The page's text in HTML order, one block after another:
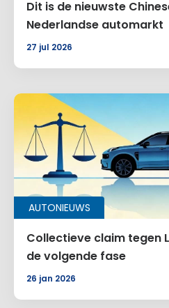
E-mail*
Site
Voeg een
Alternative:
Dit is de nieuwste
Nederlandse automarkt
27 jul 2026
AUTONIEUWS
Collectieve claim tegen
de volgende fase
26 jan 2026